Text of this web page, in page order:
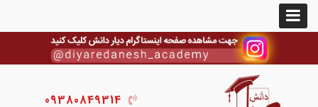
09380849314